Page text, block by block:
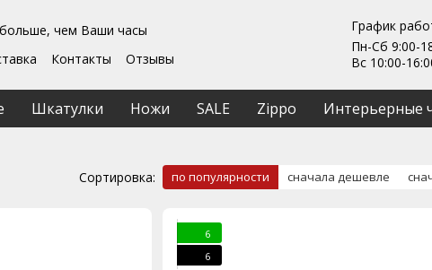
чем Ваши часы
Контакты
Отзывы
График
Пн-Сб 9:00-
Вс 10:00-
Шкатулки Ножи SALE Zippo Интерьерные
Сортировка: по популярности сначала дешевле
6
6